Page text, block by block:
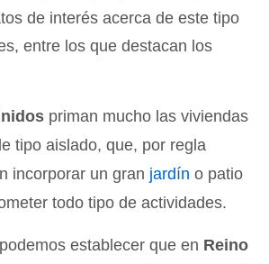
de interés acerca de este tipo
entre los que destacan los
priman mucho las viviendas
tipo aislado, que, por regla
incorporar un gran jardín o patio
todo tipo de actividades.
establecer que en Reino